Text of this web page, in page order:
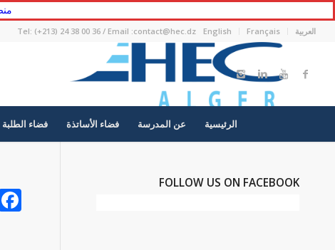
العربية Français
English
Tel: (+213) 24 38 00 36 / Email :contact@hec.dz
الرئيسية عن المدرسة فضاء الأساتذة فضاء الطلبة
FOLLOW US ON FACEBOOK